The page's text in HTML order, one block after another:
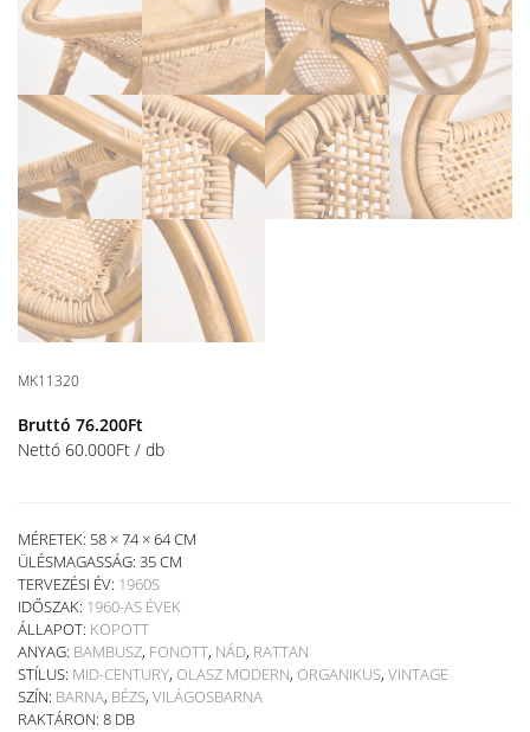
MK11320
Bruttó 76.200Ft
Nettó 60.000Ft / db
MÉRETEK: 58 × 74 × 64 CM
ÜLÉSMAGASSÁG: 35 CM
TERVEZÉSI ÉV: 1960S
IDŐSZAK: 1960-AS ÉVEK
ÁLLAPOT: KOPOTT
ANYAG: BAMBUSZ, FONOTT, NÁD, RATTAN
STÍLUS: MID-CENTURY, OLASZ MODERN, ORGANIKUS, VINTAGE
SZÍN: BARNA, BÉZS, VILÁGOSBARNA
RAKTÁRON: 8 DB